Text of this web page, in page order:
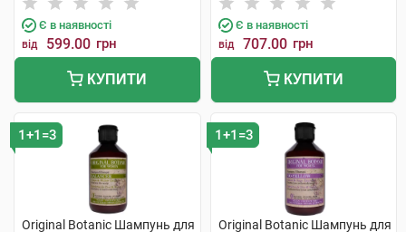
Є в наявності
від 599.00 грн
КУПИТИ
Є в наявності
від 707.00 грн
КУПИТИ
1+1=3
Original Botanic Шампунь для
1+1=3
Original Botanic Шампунь для